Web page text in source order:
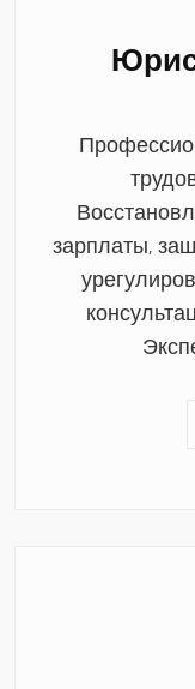
зарплаты,